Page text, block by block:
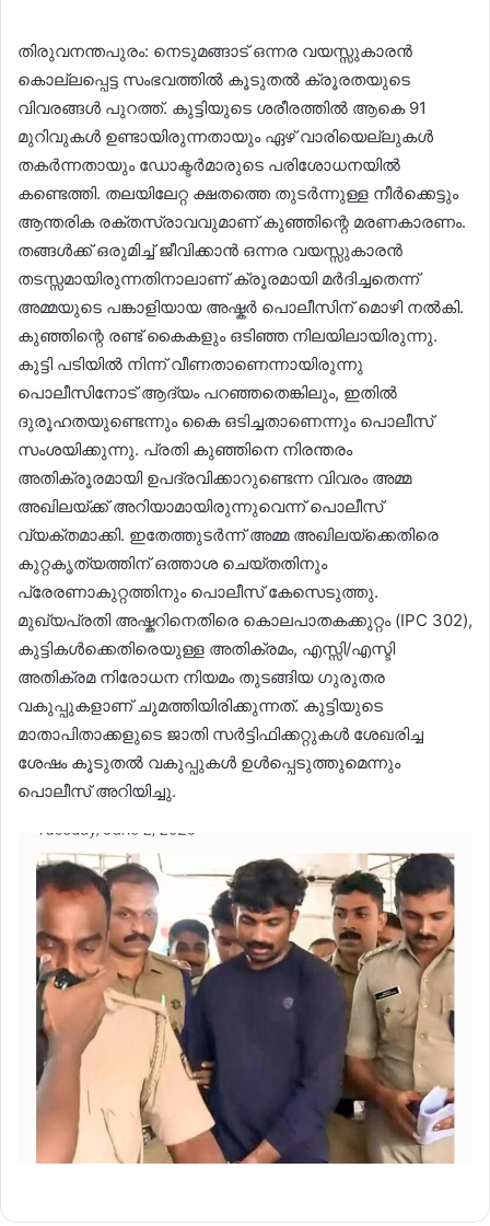
തിരുവനന്തപുരം: നെടുമങ്ങാട് ഒന്നര വയസ്സുകാരൻ
കൊല്ലപ്പെട്ട സംഭവത്തിൽ കൂടുതൽ ക്രൂരതയുടെ
വിവരങ്ങൾ പുറത്ത്. കുട്ടിയുടെ ശരീരത്തിൽ ആകെ 91
മുറിവുകൾ ഉണ്ടായിരുന്നതായും ഏഴ് വാരിയെല്ലുകൾ
തകർന്നതായും ഡോക്ടർമാരുടെ പരിശോധനയിൽ
കണ്ടെത്തി. തലയിലേറ്റ ക്ഷതത്തെ തുടർന്നുള്ള നീർക്കെട്ടും
ആന്തരിക രക്തസ്രാവവുമാണ് കുഞ്ഞിന്റെ മരണകാരണം.
തങ്ങൾക്ക് ഒരുമിച്ച് ജീവിക്കാൻ ഒന്നര വയസ്സുകാരൻ
തടസ്സമായിരുന്നതിനാലാണ് ക്രൂരമായി മർദിച്ചതെന്ന്
അമ്മയുടെ പങ്കാളിയായ അഷ്കർ പൊലീസിന് മൊഴി നൽകി.
കുഞ്ഞിന്റെ രണ്ട് കൈകളും ഒടിഞ്ഞ നിലയിലായിരുന്നു.
കുട്ടി പടിയിൽ നിന്ന് വീണതാണെന്നായിരുന്നു
പൊലീസിനോട് ആദ്യം പറഞ്ഞതെങ്കിലും, ഇതിൽ
ദുരൂഹതയുണ്ടെന്നും കൈ ഒടിച്ചതാണെന്നും പൊലീസ്
സംശയിക്കുന്നു. പ്രതി കുഞ്ഞിനെ നിരന്തരം
അതിക്രൂരമായി ഉപദ്രവിക്കാറുണ്ടെന്ന വിവരം അമ്മ
അഖിലയ്ക്ക് അറിയാമായിരുന്നുവെന്ന് പൊലീസ്
വ്യക്തമാക്കി. ഇതേത്തുടർന്ന് അമ്മ അഖിലയ്ക്കെതിരെ
കുറ്റകൃത്യത്തിന് ഒത്താശ ചെയ്തതിനും
പ്രേരണാകുറ്റത്തിനും പൊലീസ് കേസെടുത്തു.
മുഖ്യപ്രതി അഷ്കറിനെതിരെ കൊലപാതകക്കുറ്റം (IPC 302),
കുട്ടികൾക്കെതിരെയുള്ള അതിക്രമം, എസ്സി/എസ്ടി
അതിക്രമ നിരോധന നിയമം തുടങ്ങിയ ഗുരുതര
വകുപ്പുകളാണ് ചുമത്തിയിരിക്കുന്നത്. കുട്ടിയുടെ
മാതാപിതാക്കളുടെ ജാതി സർട്ടിഫിക്കറ്റുകൾ ശേഖരിച്ച
ശേഷം കൂടുതൽ വകുപ്പുകൾ ഉൾപ്പെടുത്തുമെന്നും
പൊലീസ് അറിയിച്ചു.